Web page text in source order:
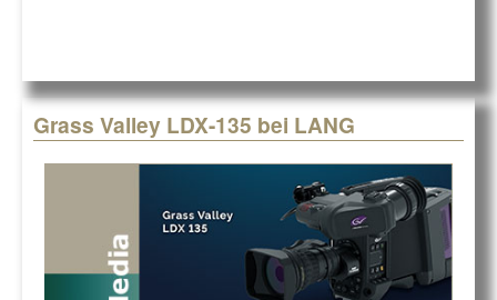
Grass Valley LDX-135 bei LANG